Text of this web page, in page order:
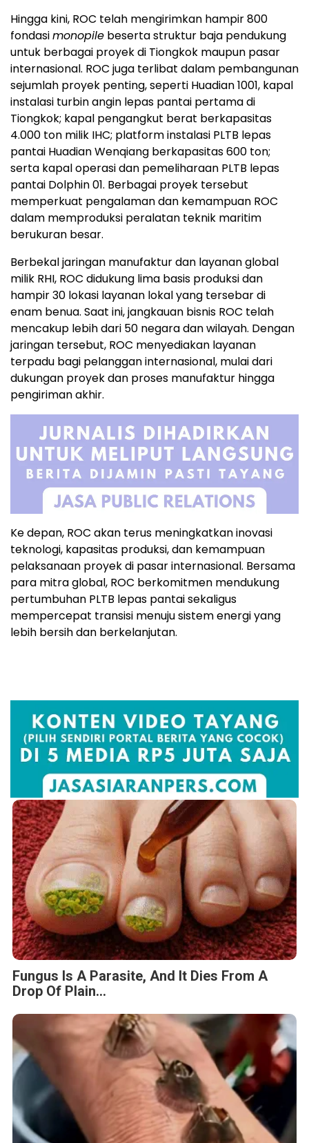
Hingga kini, ROC telah mengirimkan hampir 800
fondasimonopile beserta struktur baja pendukung
untuk berbagai proyek di Tiongkok maupun pasar
internasional. ROC juga terlibat dalam pembangunan
sejumlah proyek penting, seperti Huadian 1001, kapal
instalasi turbin angin lepas pantai pertama di
Tiongkok; kapal pengangkut berat berkapasitas
4.000 ton milik IHC; platform instalasi PLTB lepas
pantai Huadian Wenqiang berkapasitas 600 ton;
serta kapal operasi dan pemeliharaan PLTB lepas
pantai Dolphin 01. Berbagai proyek tersebut
memperkuat pengalaman dan kemampuan ROC
dalam memproduksi peralatan teknik maritim
berukuran besar.
Berbekal jaringan manufaktur dan layanan global
milik RHI, ROC didukung lima basis produksi dan
hampir 30 lokasi layanan lokal yang tersebar di
enam benua. Saat ini, jangkauan bisnis ROC telah
mencakup lebih dari 50 negara dan wilayah. Dengan
jaringan tersebut, ROC menyediakan layanan
terpadu bagi pelanggan internasional, mulai dari
dukungan proyek dan proses manufaktur hingga
pengiriman akhir.
Ke depan, ROC akan terus meningkatkan inovasi
teknologi, kapasitas produksi, dan kemampuan
pelaksanaan proyek di pasar internasional. Bersama
para mitra global, ROC berkomitmen mendukung
pertumbuhan PLTB lepas pantai sekaligus
mempercepat transisi menuju sistem energi yang
lebih bersih dan berkelanjutan.
Fungus Is A Parasite, And It Dies From A
Drop Of Plain...